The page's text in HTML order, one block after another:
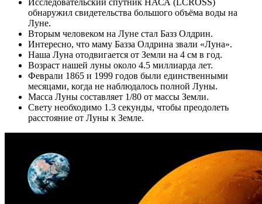
Исследовательский спутник НАСА (LCROSS)
обнаружил свидетельства большого объёма воды на
Луне.
Вторым человеком на Луне стал Базз Олдрин.
Интересно, что маму Базза Олдрина звали «Луна».
Наша Луна отодвигается от Земли на 4 см в год.
Возраст нашей луны около 4.5 миллиарда лет.
Феврали 1865 и 1999 годов были единственными
месяцами, когда не наблюдалось полной Луны.
Масса Луны составляет 1/80 от массы Земли.
Свету необходимо 1.3 секунды, чтобы преодолеть
расстояние от Луны к Земле.